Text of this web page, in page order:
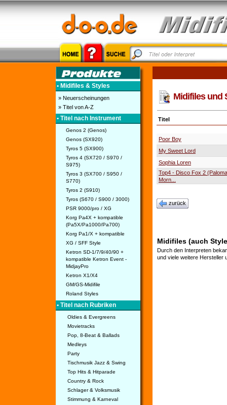
• Midifiles & Styles
» Neuerscheinungen
» Titel von A-Z
• Titel nach Instrument
Genos 2 (Genos)
Genos (SX920)
Tyros 5 (SX900)
Tyros 4 (SX720 / S970 /
S975)
Tyros 3 (SX700 / S950 /
S770)
Tyros 2 (S910)
Tyros (S670 / S900 / 3000)
PSR 9000/pro / XG
Korg Pa4X + kompatible
(Pa5X/Pa1000/Pa700)
Korg Pa1/X + kompatible
XG / SFF Style
Ketron SD-1/7/9/40/90 +
kompatible Ketron Event -
MidjayPro
Ketron X1/X4
GM/GS-Midifile
Roland Styles
• Titel nach Rubriken
Oldies & Evergreens
Movietracks
Pop, 8-Beat & Ballads
Medleys
Party
Tischmusik Jazz & Swing
Top Hits & Hitparade
Country & Rock
Schlager & Volksmusik
Stimmung & Karneval
Midifiles und
Titel
Poor Boy
My Sweet Lord
Sophia Loren
Top4 - Disco Fox 2
Morn...
zurück
Midifiles (auch
Durch den Interpreten
und viele weitere Hersteller